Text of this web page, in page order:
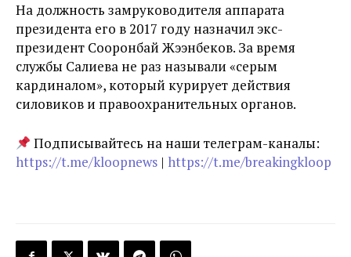
На должность замруководителя аппарата
президента его в 2017 году назначил экс-
президент Сооронбай Жээнбеков. За время
службы Салиева не раз называли «серым
кардиналом», который курирует действия
силовиков и правоохранительных органов.
Подписывайтесь на наши телеграм-каналы:
https://t.me/kloopnews | https://t.me/breakingkloop